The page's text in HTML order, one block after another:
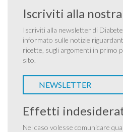
Iscriviti alla
Iscriviti alla newsletter di
informato sulle notizie
ricette, sugli argomenti in primo
sito.
NEWSLETTER
Effetti
Nel caso volesse comunicare